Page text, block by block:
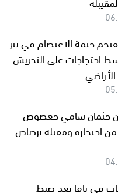
خيمة الاعتصام في بير
احتجاجات على التحريش
عن جثمان سامي جعصوص
احتجازه ومقتله برصاص
في يافا بعد ضبط